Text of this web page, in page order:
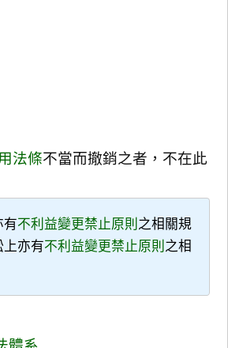
法條不當而撤銷之者，不在此
有不利益變更禁止原則之相關規
亦有不利益變更禁止原則之相